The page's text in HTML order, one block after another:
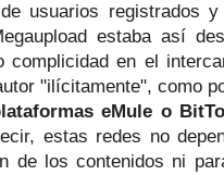
usuarios registrados
estaba así
complicidad en el
"ilícitamente", como
eMule o
estas redes no
de los contenidos ni